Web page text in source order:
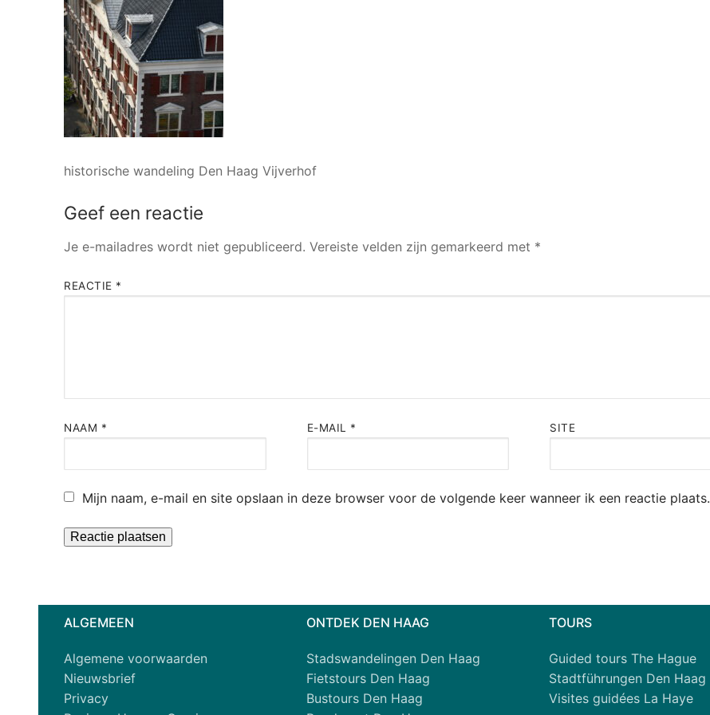
historische wandeling Den Haag Vijverhof
Geef een reactie
Je e-mailadres wordt niet gepubliceerd. Vereiste velden zijn gemarkeerd met *
REACTIE *
NAAM * E-MAIL * SITE
Mijn naam, e-mail en site opslaan in deze browser voor de volgende keer wanneer ik een reactie plaats.
ALGEMEEN
Algemene voorwaarden
Nieuwsbrief
Privacy
ONTDEK DEN HAAG
Stadswandelingen Den Haag
Fietstours Den Haag
Bustours Den Haag
TOURS
Guided tours The Hague
Stadtführungen Den Haag
Visites guidées La Haye